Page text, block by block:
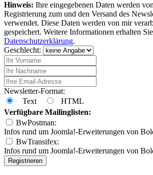
Hinweis: Ihre eingegebenen Daten werden
Registrierung zum und den Versand des
verwendet. Diese Daten werden von mir
gespeichert. Weitere Informationen erhalten
Datenschutzerklärung.
Geschlecht:
Newsletter-Format:
Text
HTML
Verfügbare Mailinglisten:
BwPostman:
Infos rund um Joomla!-Erweiterungen von
BwTransifex:
Infos rund um Joomla!-Erweiterungen von
Registrieren